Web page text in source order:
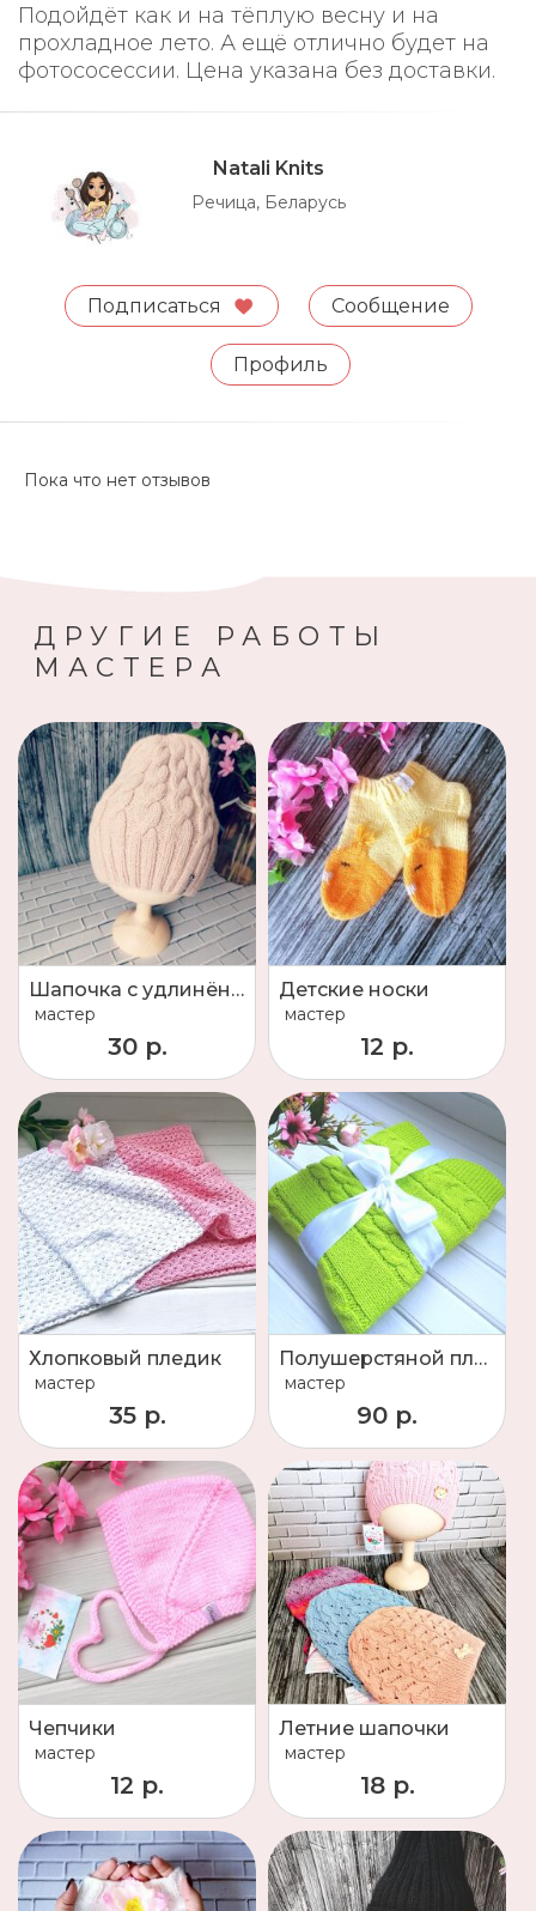
Подойдёт как и на тёплую весну и на
прохладное лето. А ещё отлично будет на
фотососессии. Цена указана без доставки.
Natali Knits
Речица, Беларусь
Подписаться Сообщение
Профиль
Пока что нет отзывов
ДРУГИЕ РАБОТЫ
МАСТЕРА
Шапочка с удлинённой макушкой
мастер
30 р.
Детские носки
мастер
12 р.
Хлопковый пледик
мастер
35 р.
Полушерстяной плед
мастер
90 р.
Чепчики
мастер
12 р.
Летние шапочки
мастер
18 р.